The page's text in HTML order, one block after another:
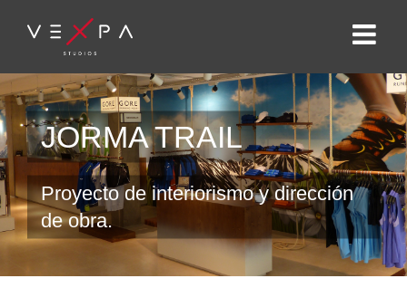
JORMA TRAIL
Proyecto de interiorismo y dirección
de obra.